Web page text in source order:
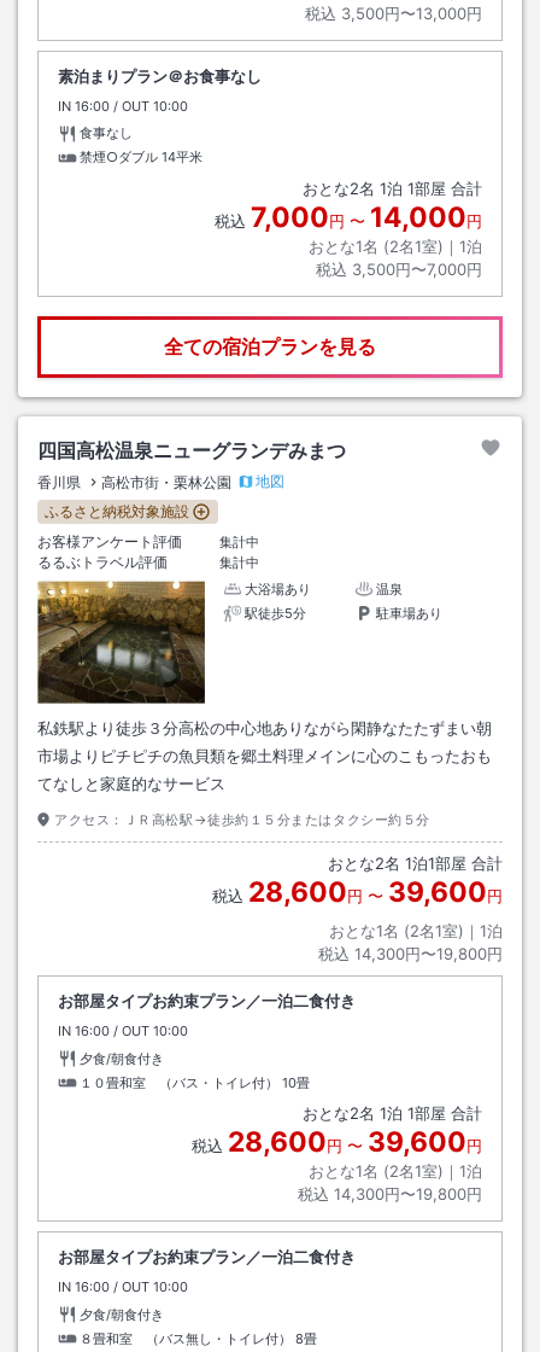
税込 3,500円〜13,000円
素泊まりプラン＠お食事なし
IN チェックイン
16:00 / OUT チェックアウト
10:00
食事なし
禁煙○ダブル 14平米
おとな2名 1泊 1部屋 合計
税込 7,000円 〜 14,000円
おとな1名 (2名1室)｜ 1泊
税込 3,500円〜7,000円
全ての宿泊プランを見る
四国高松温泉ニューグランデみまつ
香川県 高松市街・栗林公園
地図
ふるさと納税対象施設
お客様アンケート評価
集計中
るるぶトラベル評価
集計中
大浴場あり
温泉
駅徒歩5分
駐車場あり
私鉄駅より徒歩３分高松の中心地ありながら閑静なたたずまい朝
市場よりピチピチの魚貝類を郷土料理メインに心のこもったおも
てなしと家庭的なサービス
アクセス： ＪＲ高松駅→徒歩約１５分またはタクシー約５分
おとな2名 1泊1部屋 合計
税込 28,600円 〜 39,600円
おとな1名 (2名1室)｜ 1泊
税込 14,300円〜19,800円
お部屋タイプお約束プラン／一泊二食付き
IN チェックイン
16:00 / OUT チェックアウト
10:00
夕食/朝食付き
１０畳和室 （バス・トイレ付）
10畳
おとな2名 1泊 1部屋 合計
税込 28,600円 〜 39,600円
おとな1名 (2名1室)｜ 1泊
税込 14,300円〜19,800円
お部屋タイプお約束プラン／一泊二食付き
IN チェックイン
16:00 / OUT チェックアウト
10:00
夕食/朝食付き
８畳和室 （バス無し・トイレ付）
8畳